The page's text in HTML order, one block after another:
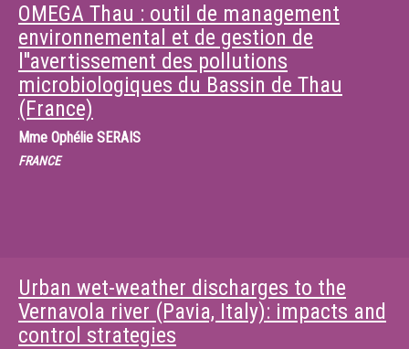
OMEGA Thau : outil de management
environnemental et de gestion de
l''avertissement des pollutions
microbiologiques du Bassin de Thau
(France)
Mme Ophélie SERAIS
FRANCE
Urban wet-weather discharges to the
Vernavola river (Pavia, Italy): impacts and
control strategies